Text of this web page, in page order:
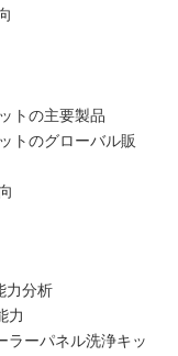
トの主要製品
のグローバル販
力分析
力
ラーパネル洗浄キッ